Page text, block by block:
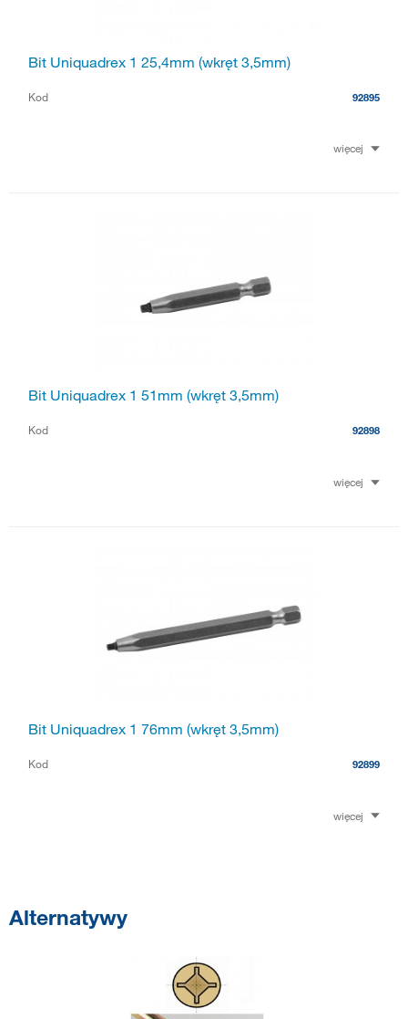
Bit Uniquadrex 1 25,4mm (wkręt 3,5mm)
Kod 92895
więcej
Bit Uniquadrex 1 51mm (wkręt 3,5mm)
Kod 92898
więcej
Bit Uniquadrex 1 76mm (wkręt 3,5mm)
Kod 92899
więcej
Alternatywy